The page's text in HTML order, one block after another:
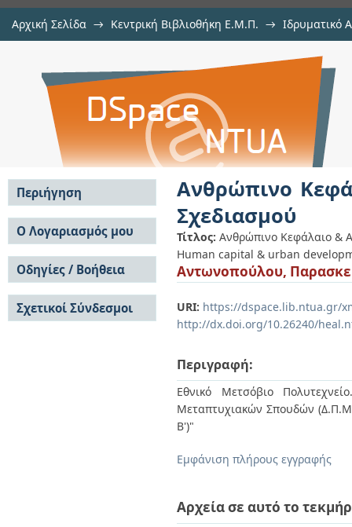
Αρχική Σελίδα → Κεντρική Βιβλιοθήκη Ε.Μ.Π. → Ιδρυματικό
Ανθρώπινο Κεφάλαιο & Αστική
Ανθρώπινο
Σχεδιασμού
Τίτλος: Ανθρώπινο Κεφάλαιο &
Human capital & urban
Αντωνοπούλου,
URI: https://dspace.lib.ntua.gr/
http://dx.doi.org/10.26240/
Περιγραφή:
Εθνικό Μετσόβιο
Μεταπτυχιακών Σπουδών
Β')"
Εμφάνιση πλήρους εγγραφής
Αρχεία σε αυτό το
Περιήγηση
Σε όλο το DSpace
Κοινότητες & Συλλογές
Ανά Ημερομηνία
Έκδοσης
Συγγραφείς
Τίτλοι
Θέματα
Ο Λογαριασμός μου
Σύνδεση
Εγγραφή
Οδηγίες / Βοήθεια
Οδηγίες Υποβολής
Οδηγίες Χρήσης ΙΑ
Συχνές Ερωτήσεις
Σχετικοί Σύνδεσμοι